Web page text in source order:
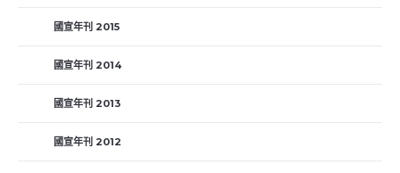
國宣年刊 2015
國宣年刊 2014
國宣年刊 2013
國宣年刊 2012